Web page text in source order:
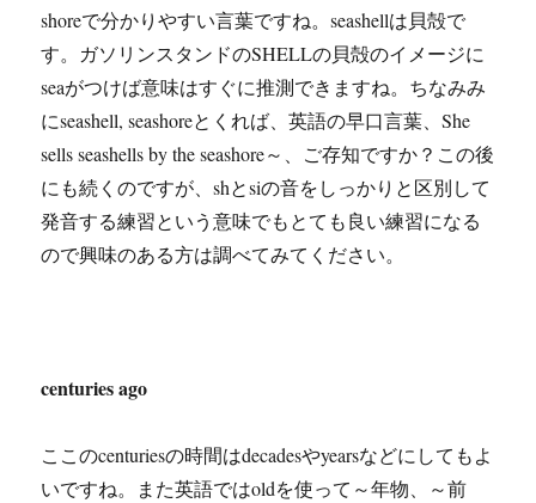
shoreで分かりやすい言葉ですね。seashellは貝殻で
す。ガソリンスタンドのSHELLの貝殻のイメージに
seaがつけば意味はすぐに推測できますね。ちなみみ
にseashell, seashoreとくれば、英語の早口言葉、She
sells seashells by the seashore～、ご存知ですか？この後
にも続くのですが、shとsiの音をしっかりと区別して
発音する練習という意味でもとても良い練習になる
ので興味のある方は調べてみてください。
centuries ago
ここのcenturiesの時間はdecadesやyearsなどにしてもよ
いですね。また英語ではoldを使って～年物、～前